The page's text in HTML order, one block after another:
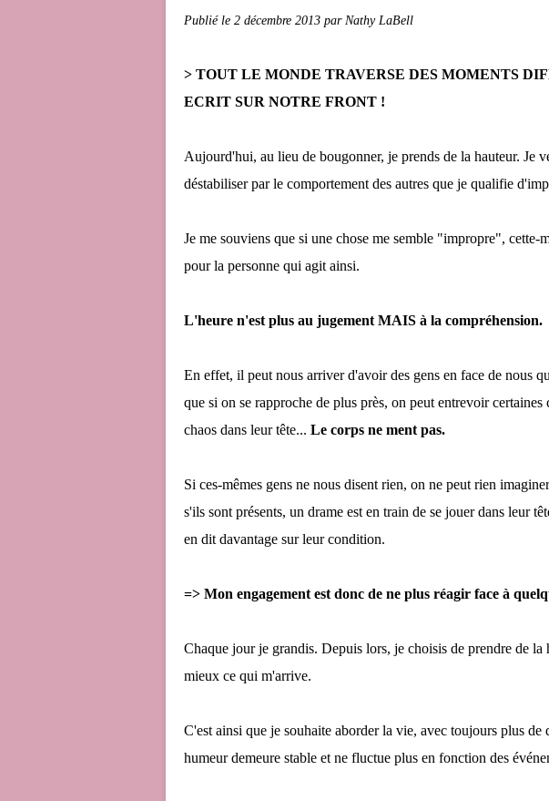
Publié le 2 décembre 2013 par Nathy LaBell
> TOUT LE MONDE TRAVERSE DES MOMENTS
ECRIT SUR NOTRE FRONT !
Aujourd'hui, au lieu de bougonner, je prends de la hauteur. Je
déstabiliser par le comportement des autres que je qualifie
Je me souviens que si une chose me semble "impropre", cette-
pour la personne qui agit ainsi.
L'heure n'est plus au jugement MAIS à la compréhension.
En effet, il peut nous arriver d'avoir des gens en face de nous
que si on se rapproche de plus près, on peut entrevoir certaines
chaos dans leur tête... Le corps ne ment pas.
Si ces-mêmes gens ne nous disent rien, on ne peut rien
s'ils sont présents, un drame est en train de se jouer dans leur
en dit davantage sur leur condition.
=> Mon engagement est donc de ne plus réagir face à
Chaque jour je grandis. Depuis lors, je choisis de prendre de la
mieux ce qui m'arrive.
C'est ainsi que je souhaite aborder la vie, avec toujours plus de
humeur demeure stable et ne fluctue plus en fonction des